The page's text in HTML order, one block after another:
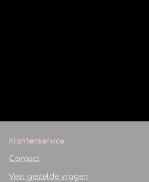
Klantenservice
Contact
Veel gestelde vragen